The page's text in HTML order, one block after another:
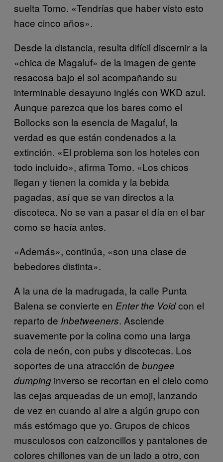
suelta Tomo. «Tendrías que haber visto esto
hace cinco años».
Desde la distancia, resulta difícil discernir a la
«chica de Magaluf» de la imagen de gente
resacosa bajo el sol acompañando su
interminable desayuno inglés con WKD azul.
Aunque parezca que los bares como el
Bollocks son la esencia de Magaluf, la
verdad es que están condenados a la
extinción. «El problema son los hoteles con
todo incluido», afirma Tomo. «Los chicos
llegan y tienen la comida y la bebida
pagadas, así que se van directos a la
discoteca. No se van a pasar el día en el bar
como se hacía antes.
«Además», continúa, «son una clase de
bebedores distinta».
A la una de la madrugada, la calle Punta
Balena se convierte en Enter the Voidcon el
reparto de Inbetweeners. Asciende
suavemente por la colina como una larga
cola de neón, con pubs y discotecas. Los
soportes de una atracción de bungee
dumping inverso se recortan en el cielo como
las cejas arqueadas de un emoji, lanzando
de vez en cuando al aire a algún grupo con
más estómago que yo. Grupos de chicos
musculosos con calzoncillos y pantalones de
colores chillones van de un lado a otro, con